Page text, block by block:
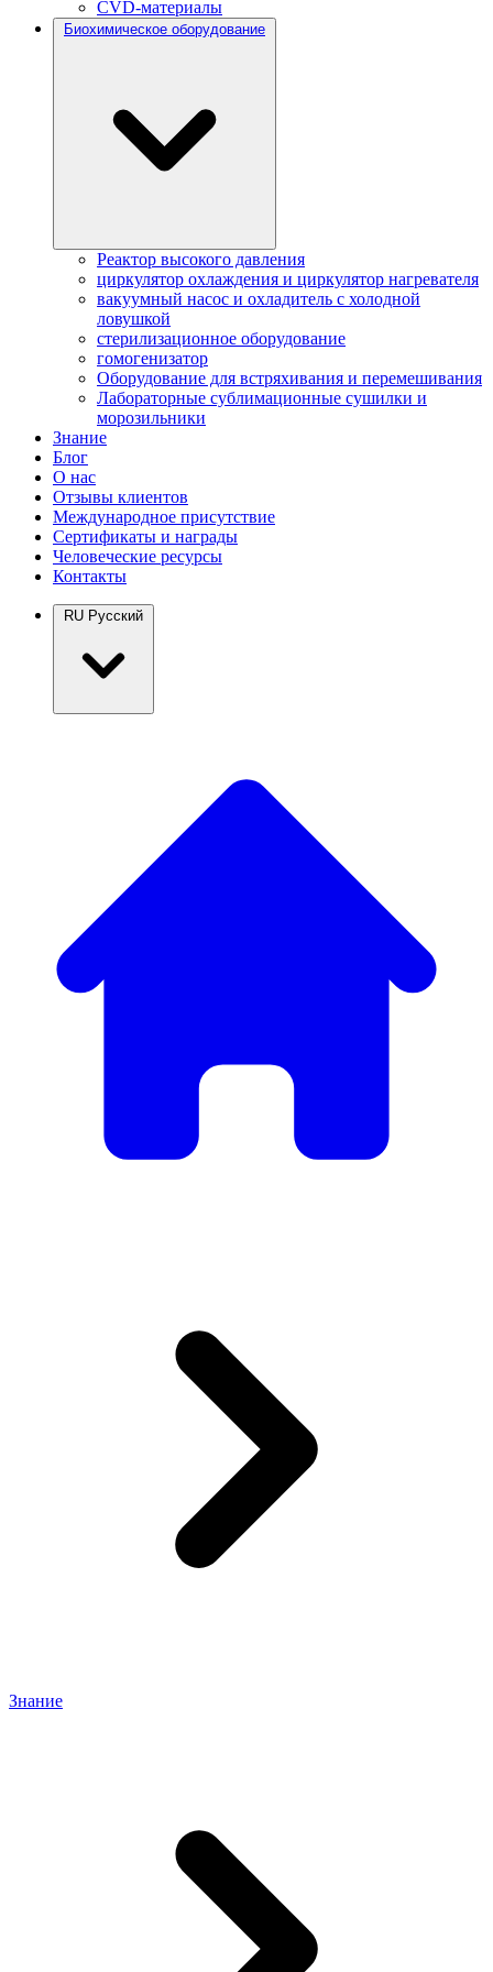
CVD-материалы
Биохимическое оборудование
Реактор высокого давления
циркулятор охлаждения и циркулятор нагревателя
вакуумный насос и охладитель с холодной
ловушкой
стерилизационное оборудование
гомогенизатор
Оборудование для встряхивания и перемешивания
Лабораторные сублимационные сушилки и
морозильники
Знание
Блог
О нас
Отзывы клиентов
Международное присутствие
Сертификаты и награды
Человеческие ресурсы
Контакты
RU Русский
Знание